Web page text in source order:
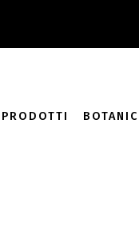
PRODOTTI